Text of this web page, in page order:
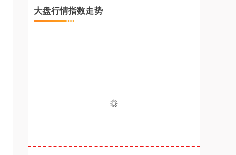
大盘行情指数走势